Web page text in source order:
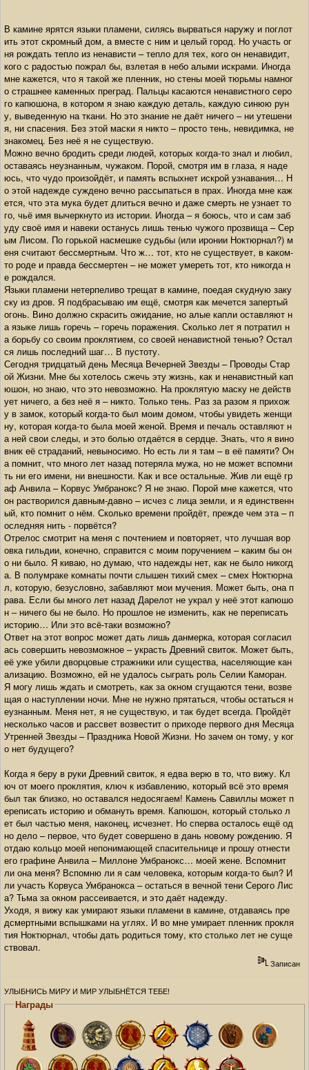
В камине ярятся языки пламени, силясь вырваться наружу и поглот
ить этот скромный дом, а вместе с ним и целый город. Но участь ог
ня рождать тепло из ненависти – тепло для тех, кого он ненавидит,
кого с радостью пожрал бы, взлетая в небо алыми искрами. Иногда
мне кажется, что я такой же пленник, но стены моей тюрьмы намног
о страшнее каменных преград. Пальцы касаются ненавистного серо
го капюшона, в котором я знаю каждую деталь, каждую синюю рун
у, выведенную на ткани. Но это знание не даёт ничего – ни утешени
я, ни спасения. Без этой маски я никто – просто тень, невидимка, не
знакомец. Без неё я не существую.
Можно вечно бродить среди людей, которых когда-то знал и любил,
оставаясь неузнанным, чужаком. Порой, смотря им в глаза, я наде
юсь, что чудо произойдёт, и память вспыхнет искрой узнавания… Н
о этой надежде суждено вечно рассыпаться в прах. Иногда мне каж
ется, что эта мука будет длиться вечно и даже смерть не узнает то
го, чьё имя вычеркнуто из истории. Иногда – я боюсь, что и сам заб
уду своё имя и навеки останусь лишь тенью чужого прозвища – Сер
ым Лисом. По горькой насмешке судьбы (или иронии Ноктюрнал?) м
еня считают бессмертным. Что ж… тот, кто не существует, в каком-
то роде и правда бессмертен – не может умереть тот, кто никогда н
е рождался.
Языки пламени нетерпеливо трещат в камине, поедая скудную заку
ску из дров. Я подбрасываю им ещё, смотря как мечется запертый
огонь. Вино должно скрасить ожидание, но алые капли оставляют н
а языке лишь горечь – горечь поражения. Сколько лет я потратил н
а борьбу со своим проклятием, со своей ненавистной тенью? Остал
ся лишь последний шаг… В пустоту.
Сегодня тридцатый день Месяца Вечерней Звезды – Проводы Стар
ой Жизни. Мне бы хотелось сжечь эту жизнь, как и ненавистный кап
юшон, но знаю, что это невозможно. На проклятую маску не действ
ует ничего, а без неё я – никто. Только тень. Раз за разом я прихож
у в замок, который когда-то был моим домом, чтобы увидеть женщи
ну, которая когда-то была моей женой. Время и печаль оставляют н
а ней свои следы, и это болью отдаётся в сердце. Знать, что я вино
вник её страданий, невыносимо. Но есть ли я там – в её памяти? Он
а помнит, что много лет назад потеряла мужа, но не может вспомни
ть ни его имени, ни внешности. Как и все остальные. Жив ли ещё гр
аф Анвила – Корвус Умбранокс? Я не знаю. Порой мне кажется, что
он растворился давным-давно – исчез с лица земли, и я единственн
ый, кто помнит о нём. Сколько времени пройдёт, прежде чем эта – п
оследняя нить - порвётся?
Отрелос смотрит на меня с почтением и повторяет, что лучшая вор
овка гильдии, конечно, справится с моим поручением – каким бы он
о ни было. Я киваю, но думаю, что надежды нет, как не было никогд
а. В полумраке комнаты почти слышен тихий смех – смех Ноктюрна
л, которую, безусловно, забавляют мои мучения. Может быть, она п
рава. Если бы много лет назад Дарелот не украл у неё этот капюшо
н – ничего бы не было. Но прошлое не изменить, как не переписать
историю… Или это всё-таки возможно?
Ответ на этот вопрос может дать лишь данмерка, которая согласил
ась совершить невозможное – украсть Древний свиток. Может быть,
её уже убили дворцовые стражники или существа, населяющие кан
ализацию. Возможно, ей не удалось сыграть роль Селии Каморан.
Я могу лишь ждать и смотреть, как за окном сгущаются тени, возве
щая о наступлении ночи. Мне не нужно прятаться, чтобы остаться н
еузнанным. Меня нет, я не существую, и так будет всегда. Пройдёт
несколько часов и рассвет возвестит о приходе первого дня Месяца
Утренней Звезды – Праздника Новой Жизни. Но зачем он тому, у ког
о нет будущего?
Когда я беру в руки Древний свиток, я едва верю в то, что вижу. Кл
юч от моего проклятия, ключ к избавлению, который всё это время
был так близко, но оставался недосягаем! Камень Савиллы может п
ереписать историю и обмануть время. Капюшон, который столько л
ет был частью меня, наконец, исчезнет. Но сперва осталось ещё од
но дело – первое, что будет совершено в дань новому рождению. Я
отдаю кольцо моей непонимающей спасительнице и прошу отнести
его графине Анвила – Миллоне Умбранокс… моей жене. Вспомнит
ли она меня? Вспомню ли я сам человека, которым когда-то был? И
ли участь Корвуса Умбранокса – остаться в вечной тени Серого Лис
а? Тьма за окном рассеивается, и это даёт надежду.
Уходя, я вижу как умирают языки пламени в камине, отдаваясь пре
дсмертными вспышками на углях. И во мне умирает пленник прокля
тия Ноктюрнал, чтобы дать родиться тому, кто столько лет не суще
ствовал.
Записан
УЛЫБНИСЬ МИРУ И МИР УЛЫБНЁТСЯ ТЕБЕ!
Награды